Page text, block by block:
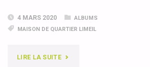
4 MARS 2020
ALBUMS
MAISON DE QUARTIER LIMEIL
LIRE LA SUITE"LES